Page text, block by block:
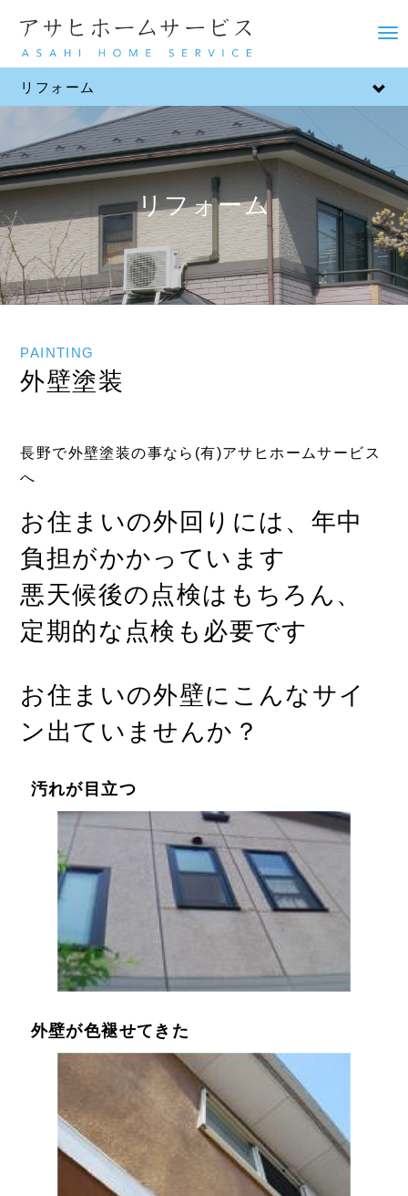
M
u
リフォーム
リフォーム
PAINTING
外壁塗装
長野で外壁塗装の事なら(有)アサヒホームサービス
へ
お住まいの外回りには、年中
負担がかかっています
悪天候後の点検はもちろん、
定期的な点検も必要です
お住まいの外壁にこんなサイ
ン出ていませんか？
汚れが目立つ
外壁が色褪せてきた